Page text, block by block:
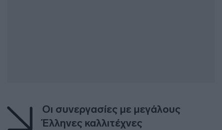
Οι συνεργασίες με μεγάλους
Έλληνες καλλιτέχνες